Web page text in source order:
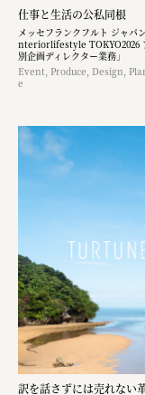
仕事と生活の公私同根
メッセフランクフルト ジャパ
nteriorlifestyle TOKYO2026
別企画ディレクター業務」
Event, Produce, Design,
e
訳を話さずには売れない